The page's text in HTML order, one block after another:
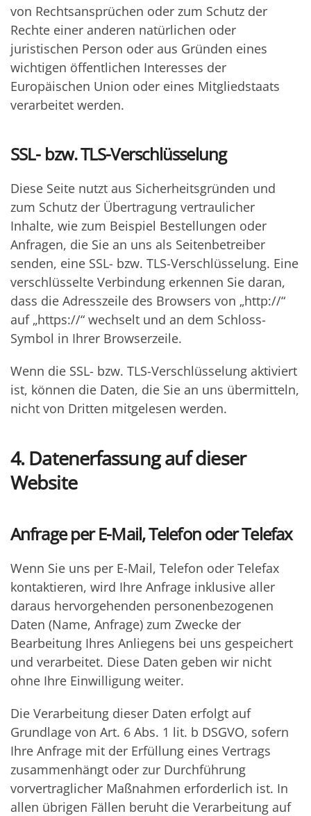
von Rechtsansprüchen oder zum Schutz der
Rechte einer anderen natürlichen oder
juristischen Person oder aus Gründen eines
wichtigen öffentlichen Interesses der
Europäischen Union oder eines Mitgliedstaats
verarbeitet werden.
SSL- bzw. TLS-Verschlüsselung
Diese Seite nutzt aus Sicherheitsgründen und
zum Schutz der Übertragung vertraulicher
Inhalte, wie zum Beispiel Bestellungen oder
Anfragen, die Sie an uns als Seitenbetreiber
senden, eine SSL- bzw. TLS-Verschlüsselung. Eine
verschlüsselte Verbindung erkennen Sie daran,
dass die Adresszeile des Browsers von „http://“
auf „https://“ wechselt und an dem Schloss-
Symbol in Ihrer Browserzeile.
Wenn die SSL- bzw. TLS-Verschlüsselung aktiviert
ist, können die Daten, die Sie an uns übermitteln,
nicht von Dritten mitgelesen werden.
4. Datenerfassung auf dieser
Website
Anfrage per E-Mail, Telefon oder Telefax
Wenn Sie uns per E-Mail, Telefon oder Telefax
kontaktieren, wird Ihre Anfrage inklusive aller
daraus hervorgehenden personenbezogenen
Daten (Name, Anfrage) zum Zwecke der
Bearbeitung Ihres Anliegens bei uns gespeichert
und verarbeitet. Diese Daten geben wir nicht
ohne Ihre Einwilligung weiter.
Die Verarbeitung dieser Daten erfolgt auf
Grundlage von Art. 6 Abs. 1 lit. b DSGVO, sofern
Ihre Anfrage mit der Erfüllung eines Vertrags
zusammenhängt oder zur Durchführung
vorvertraglicher Maßnahmen erforderlich ist. In
allen übrigen Fällen beruht die Verarbeitung auf